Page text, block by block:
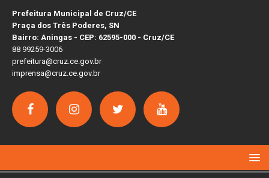
Prefeitura Municipal de Cruz/CE
Praça dos Três Poderes, SN
Bairro: Aningas - CEP: 62595-000 - Cruz/CE
88 99259-3006
prefeitura@cruz.ce.gov.br
imprensa@cruz.ce.gov.br